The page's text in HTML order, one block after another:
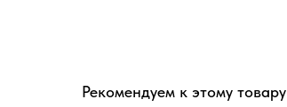
Рекомендуем к этому товару